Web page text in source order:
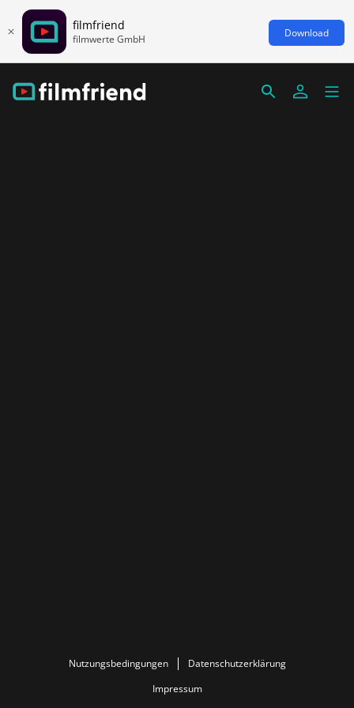
filmfriend
filmwerte GmbH Download
Nutzungsbedingungen
Datenschutzerklärung
Impressum